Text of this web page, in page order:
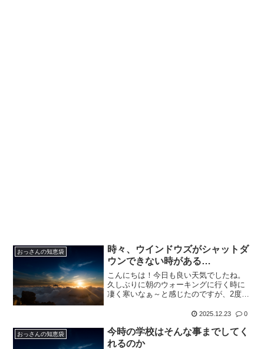
おっさんの知恵袋
時々、ウインドウズがシャットダ
ウンできない時がある…
こんにちは！今日も良い天気でしたね。
久しぶりに朝のウォーキングに行く時に
凄く寒いなぁ～と感じたのですが、2度で
るPC、ウインドウズ１１なのですが、シ
す。。電源つけて...
2025.12.23 0
おっさんの知恵袋
今時の学校はそんな事までしてく
れるのか